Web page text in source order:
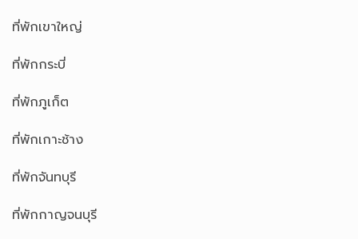
ที่พักเขาใหญ่
ที่พักกระบี่
ที่พักภูเก็ต
ที่พักเกาะช้าง
ที่พักจันทบุรี
ที่พักกาญจนบุรี